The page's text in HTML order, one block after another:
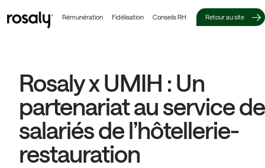
Rémunération Fidélisation Conseils RH Retour au site
Rosaly x UMIH : Un
partenariat au service
salariés de l’hôtellerie-
restauration